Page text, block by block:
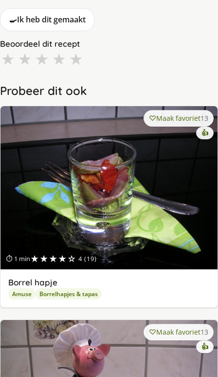
🍳Ik heb dit gemaakt
Beoordeel dit recept
★ ★ ★ ★ ★
Probeer dit ook
⏱ 1 min★★★★☆ 4 (19)
Maak favoriet13
👍
Borrel hapje
Amuse Borrelhapjes & tapas
Maak favoriet13
👍